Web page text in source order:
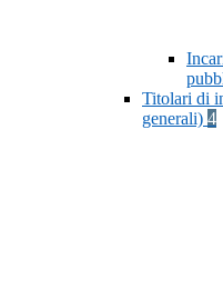
Titolari di
generali) 4